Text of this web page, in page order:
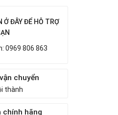
Ở ĐÂY ĐỂ HỖ TRỢ
0969 806 863
chuyển
thành
chính hãng